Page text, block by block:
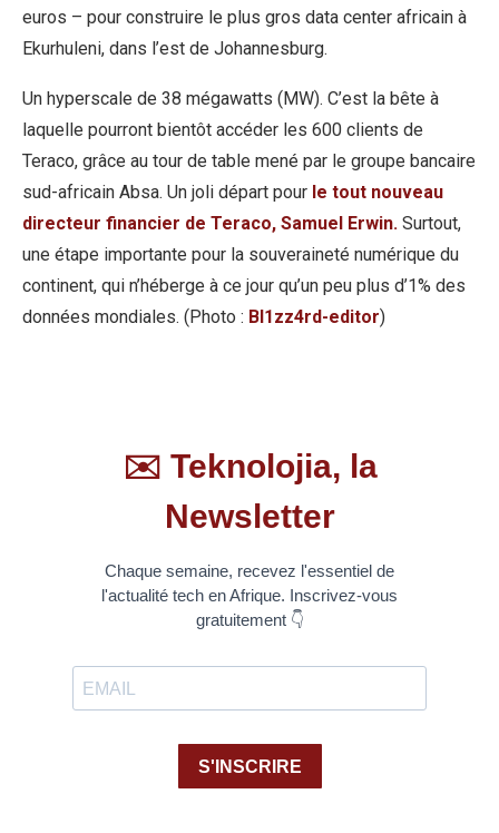
euros – pour construire le plus gros data center africain à
Ekurhuleni, dans l’est de Johannesburg.
Un hyperscale de 38 mégawatts (MW). C’est la bête à
laquelle pourront bientôt accéder les 600 clients de
Teraco, grâce au tour de table mené par le groupe bancaire
sud-africain Absa. Un joli départ pour le tout nouveau
directeur financier de Teraco, Samuel Erwin. Surtout,
une étape importante pour la souveraineté numérique du
continent, qui n’héberge à ce jour qu’un peu plus d’1% des
données mondiales. (Photo : Bl1zz4rd-editor)